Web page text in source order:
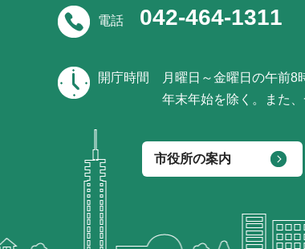
電話 042-464-1311
開庁時間
月曜日～金曜日の午前8
年末年始を除く。また、
市役所の案内